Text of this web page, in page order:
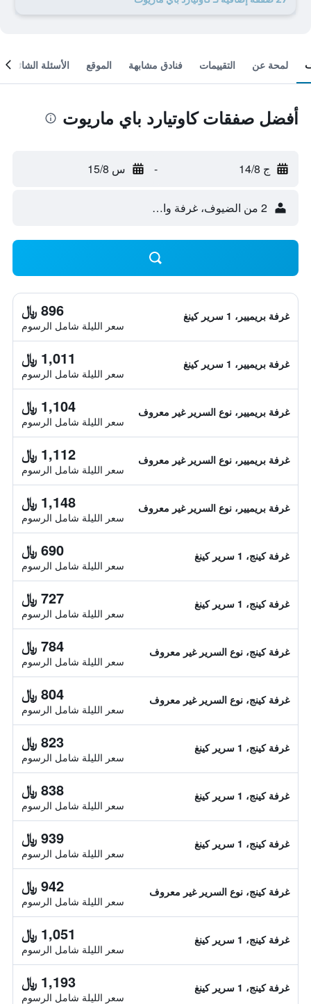
لمحة عن التقييمات فنادق مشابهة الموقع الأسئلة الشائعة
أفضل صفقات كاوتيارد باي ماريوت
ج 14/8 - س 15/8
2 من الضيوف، غرفة واحدة
غرفة بريميير، 1 سرير كينغ 896 ﷼
سعر الليلة شامل الرسوم
غرفة بريميير، 1 سرير كينغ 1,011 ﷼
سعر الليلة شامل الرسوم
غرفة بريميير، نوع السرير غير معروف 1,104 ﷼
سعر الليلة شامل الرسوم
غرفة بريميير، نوع السرير غير معروف 1,112 ﷼
سعر الليلة شامل الرسوم
غرفة بريميير، نوع السرير غير معروف 1,148 ﷼
سعر الليلة شامل الرسوم
غرفة كينج، 1 سرير كينغ 690 ﷼
سعر الليلة شامل الرسوم
غرفة كينج، 1 سرير كينغ 727 ﷼
سعر الليلة شامل الرسوم
غرفة كينج، نوع السرير غير معروف 784 ﷼
سعر الليلة شامل الرسوم
غرفة كينج، نوع السرير غير معروف 804 ﷼
سعر الليلة شامل الرسوم
غرفة كينج، 1 سرير كينغ 823 ﷼
سعر الليلة شامل الرسوم
غرفة كينج، 1 سرير كينغ 838 ﷼
سعر الليلة شامل الرسوم
غرفة كينج، 1 سرير كينغ 939 ﷼
سعر الليلة شامل الرسوم
غرفة كينج، نوع السرير غير معروف 942 ﷼
سعر الليلة شامل الرسوم
غرفة كينج، 1 سرير كينغ 1,051 ﷼
سعر الليلة شامل الرسوم
غرفة كينج، 1 سرير كينغ 1,193 ﷼
سعر الليلة شامل الرسوم